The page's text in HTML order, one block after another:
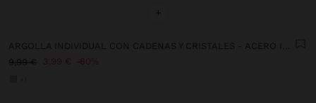
+
ARGOLLA INDIVIDUAL CON CADENAS Y CRISTALES - ACERO INOXIDABLE
9,99 € 3,99 € 60%